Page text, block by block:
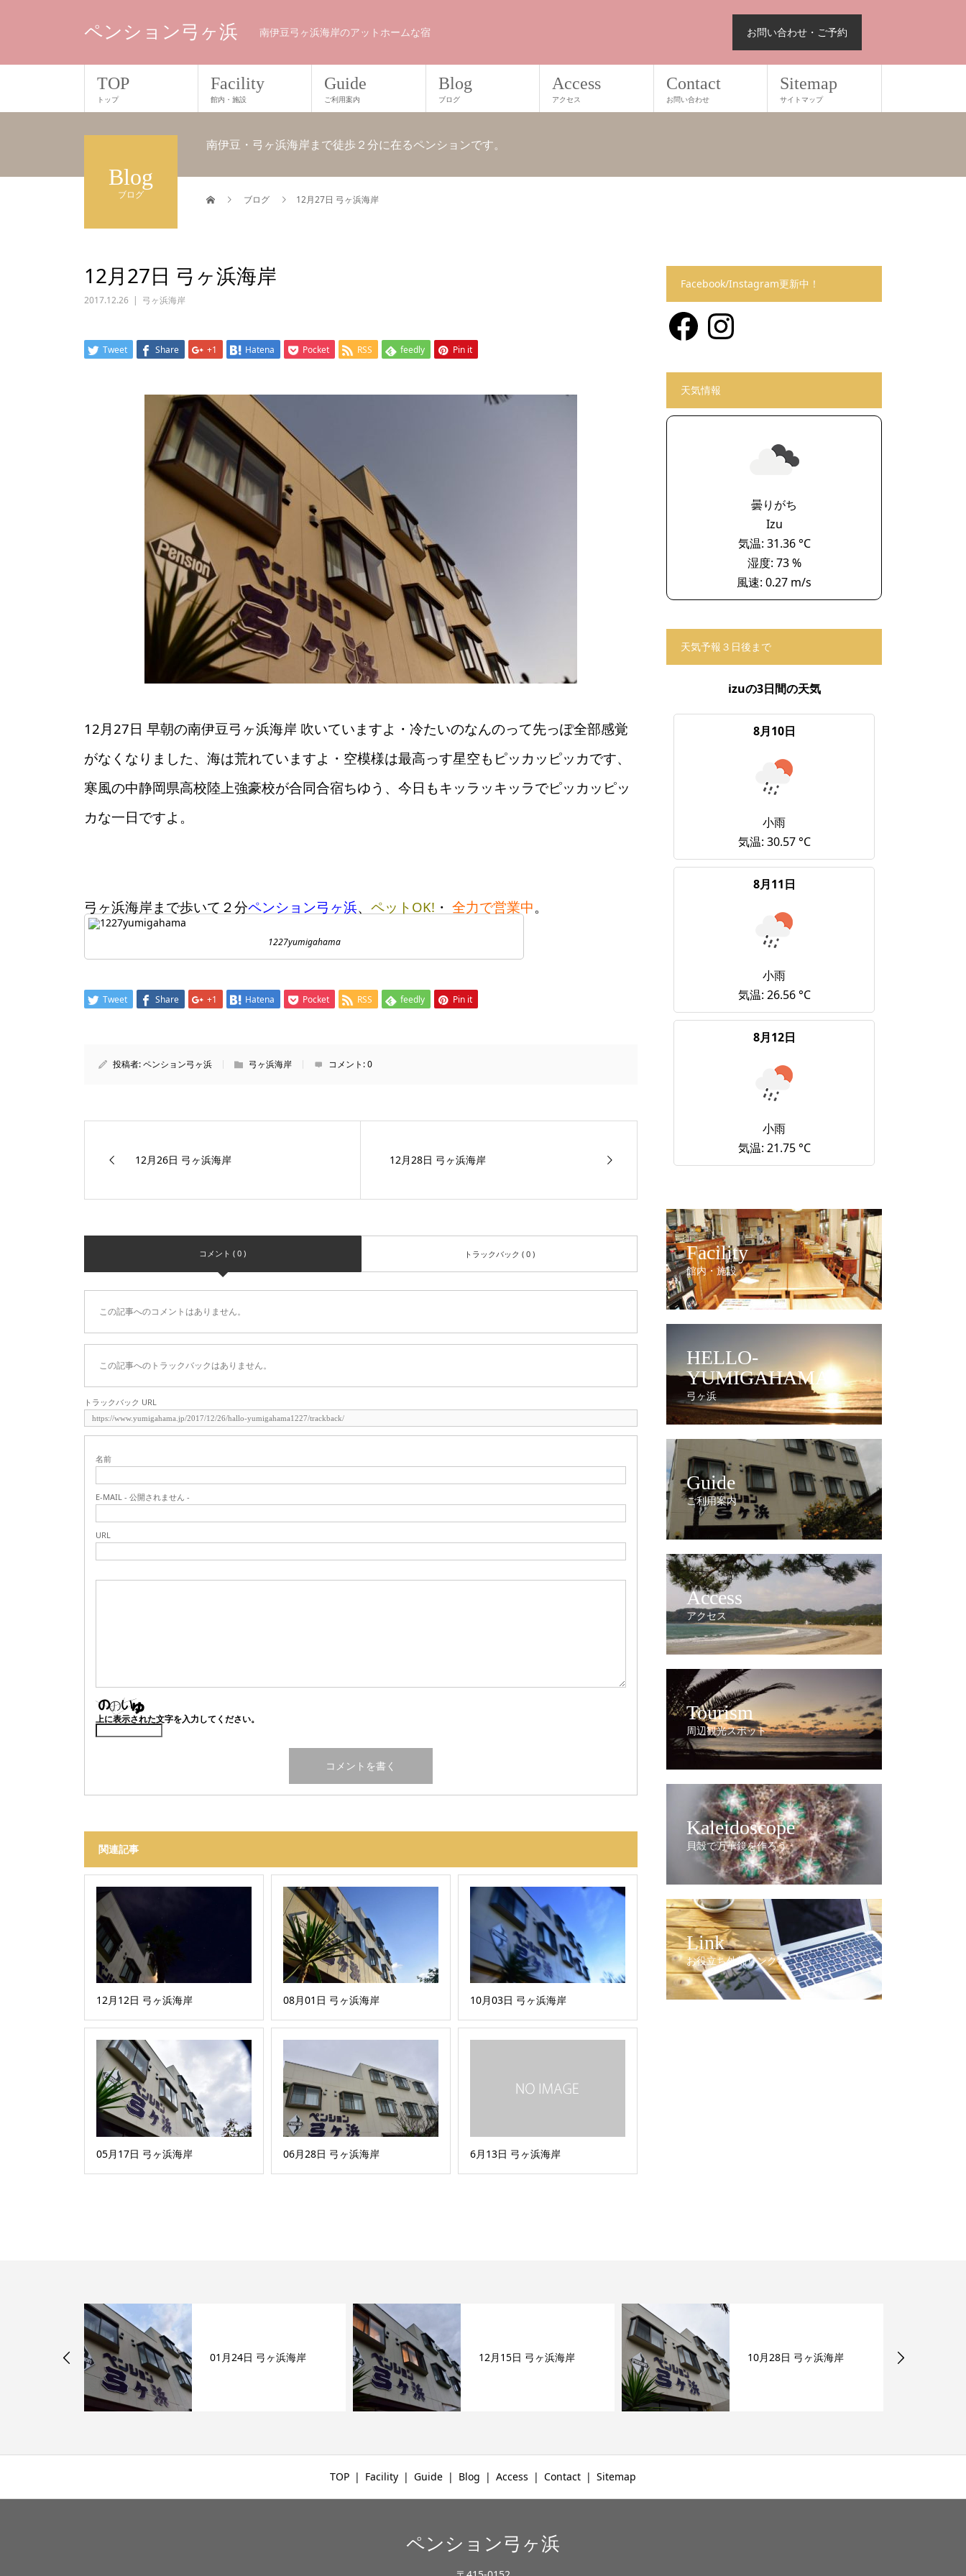
ペンション弓ヶ浜 南伊豆弓ヶ浜海岸のアットホームな宿 お問い合わせ・ご予約
TOP
トップ
Facility
館内・施設
Guide
ご利用案内
Blog
ブログ
Access
アクセス
Contact
お問い合わせ
Sitemap
サイトマップ
Blog
ブログ
南伊豆・弓ヶ浜海岸まで徒歩２分に在るペンションです。
ブログ 12月27日 弓ヶ浜海岸
12月27日 弓ヶ浜海岸
2017.12.26 弓ヶ浜海岸
Tweet Share +1 Hatena Pocket RSS feedly Pin it
12月27日 早朝の南伊豆弓ヶ浜海岸 吹いていますよ・冷たいのなんのって先っぽ全部感覚
がなくなりました、海は荒れていますよ・空模様は最高っす星空もピッカッピッカです、
寒風の中静岡県高校陸上強豪校が合同合宿ちゆう、今日もキッラッキッラでピッカッピッ
カな一日ですよ。
弓ヶ浜海岸まで歩いて２分ペンション弓ヶ浜、 ペットOK! ・ 全力で営業中。
1227yumigahama
Tweet Share +1 Hatena Pocket RSS feedly Pin it
投稿者:ペンション弓ヶ浜 弓ヶ浜海岸 コメント:0
12月26日 弓ヶ浜海岸 12月28日 弓ヶ浜海岸
コメント ( 0 ) トラックバック ( 0 )
この記事へのコメントはありません。
この記事へのトラックバックはありません。
トラックバック URL
名前
E-MAIL - 公開されません -
URL
上に表示された文字を入力してください。
関連記事
12月12日 弓ヶ浜海岸 08月01日 弓ヶ浜海岸 10月03日 弓ヶ浜海岸
05月17日 弓ヶ浜海岸 06月28日 弓ヶ浜海岸 6月13日 弓ヶ浜海岸
Facebook/Instagram更新中！
FacebookInstagram
天気情報
曇りがち
Izu
気温: 31.36 °C
湿度: 73 %
風速: 0.27 m/s
天気予報３日後まで
izuの3日間の天気
8月10日
小雨
気温: 30.57 °C
8月11日
小雨
気温: 26.56 °C
8月12日
小雨
気温: 21.75 °C
Facility
館内・施設
HELLO-
YUMIGAHAMA
弓ヶ浜
Guide
ご利用案内
Access
アクセス
Tourism
周辺観光スポット
Kaleidoscope
貝殻で万華鏡を作ろう
Link
お役立ち外部リンク
01月24日 弓ヶ浜海岸 12月15日 弓ヶ浜海岸 10月28日 弓ヶ浜海岸
TOP Facility Guide Blog Access Contact Sitemap
ペンション弓ヶ浜